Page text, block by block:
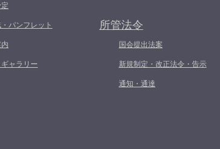
パンフレット
ャラリー
所管法令
国会提出法案
新規制定・改正法令・告示
通知・通達